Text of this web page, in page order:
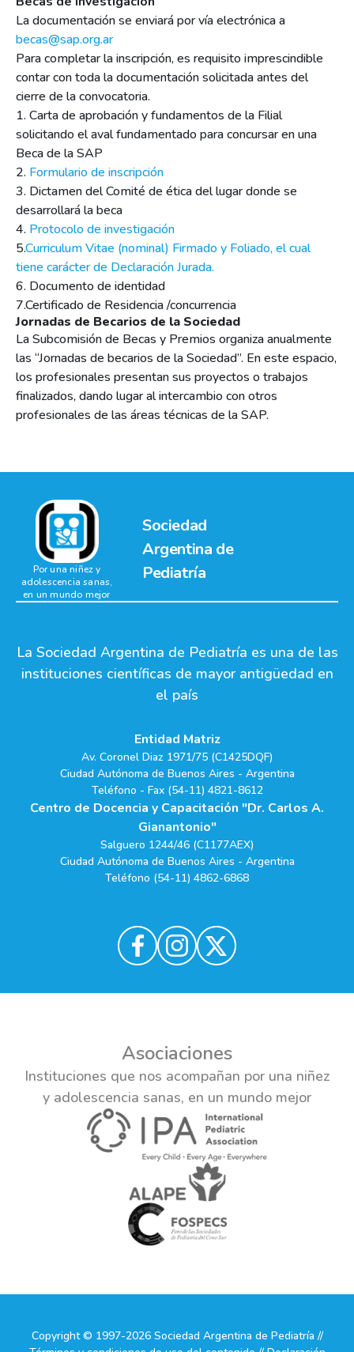
La documentación se enviará por vía electrónica a
becas@sap.org.ar
Para completar la inscripción, es requisito imprescindible
contar con toda la documentación solicitada antes del
cierre de la convocatoria.
1. Carta de aprobación y fundamentos de la Filial
solicitando el aval fundamentado para concursar en una
Beca de la SAP
2. Formulario de inscripción
3. Dictamen del Comité de ética del lugar donde se
desarrollará la beca
4. Protocolo de investigación
5.Curriculum Vitae (nominal) Firmado y Foliado, el cual
tiene carácter de Declaración Jurada.
6. Documento de identidad
7.Certificado de Residencia /concurrencia
Jornadas de Becarios de la Sociedad
La Subcomisión de Becas y Premios organiza anualmente
las “Jornadas de becarios de la Sociedad”. En este espacio,
los profesionales presentan sus proyectos o trabajos
finalizados, dando lugar al intercambio con otros
profesionales de las áreas técnicas de la SAP.
Sociedad
Argentina de
Pediatría
Por una niñez y
adolescencia sanas,
en un mundo mejor
La Sociedad Argentina de Pediatría es una de las
instituciones científicas de mayor antigüedad en
el país
Entidad Matriz
Av. Coronel Diaz 1971/75 (C1425DQF)
Ciudad Autónoma de Buenos Aires - Argentina
Teléfono - Fax (54-11) 4821-8612
Centro de Docencia y Capacitación "Dr. Carlos A.
Gianantonio"
Salguero 1244/46 (C1177AEX)
Ciudad Autónoma de Buenos Aires - Argentina
Teléfono (54-11) 4862-6868
Asociaciones
Instituciones que nos acompañan por una niñez
y adolescencia sanas, en un mundo mejor
Copyright © 1997-2026 Sociedad Argentina de Pediatría //